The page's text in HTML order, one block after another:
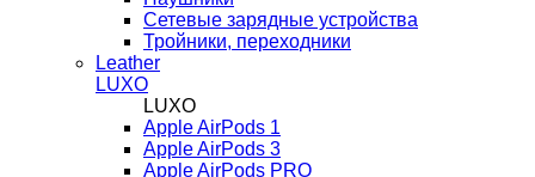
Сетевые зарядные устройства
Тройники, переходники
Leather
LUXO
LUXO
Apple AirPods 1
Apple AirPods 3
Apple AirPods PRO